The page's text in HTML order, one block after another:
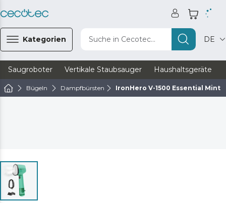
Kategorien Suche in Cecotec... DE
Saugroboter Vertikale Staubsauger Haushaltsgeräte
Bügeln Dampfbürsten IronHero V-1500 Essential Mint